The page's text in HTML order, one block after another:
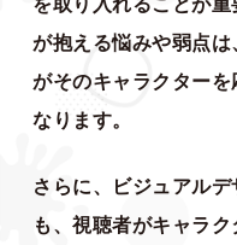
が抱える悩みや弱点
がそのキャラクター
なります。
さらに、ビジュアルデ
も、視聴者がキャラ